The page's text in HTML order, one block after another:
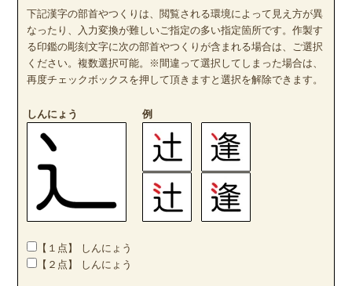
下記漢字の部首やつくりは、閲覧される環境によって見え方が異
なったり、入力変換が難しいご指定の多い指定箇所です。作製す
る印鑑の彫刻文字に次の部首やつくりが含まれる場合は、ご選択
ください。複数選択可能。※間違って選択してしまった場合は、
再度チェックボックスを押して頂きますと選択を解除できます。
しんにょう 例
【１点】 しんにょう
【２点】 しんにょう